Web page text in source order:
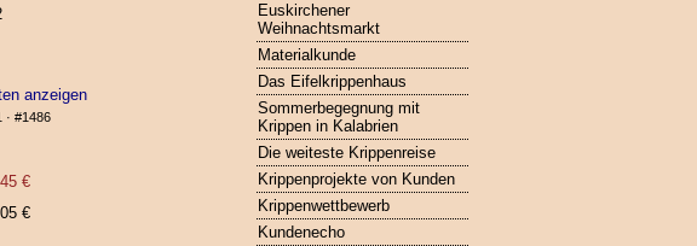
Euskirchener
Weihnachtsmarkt
Materialkunde
Das Eifelkrippenhaus
Sommerbegegnung mit
Krippen in Kalabrien
Die weiteste Krippenreise
Krippenprojekte von Kunden
Krippenwettbewerb
Kundenecho
anzeigen
· #1486
€
€